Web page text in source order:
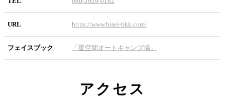
URL https://www.bisei-hkk.com/
フェイスブック 「星空間オートキャンプ場」
アクセス